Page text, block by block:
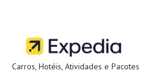
Carros, Hotéis, Atividades e Pacotes